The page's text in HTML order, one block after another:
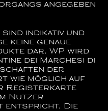
angegeben
indikativ und
keine genaue
dar. WP wird
dei Marchesi di
der
wie möglich auf
Registerkarte
Nutzer
entspricht. Die